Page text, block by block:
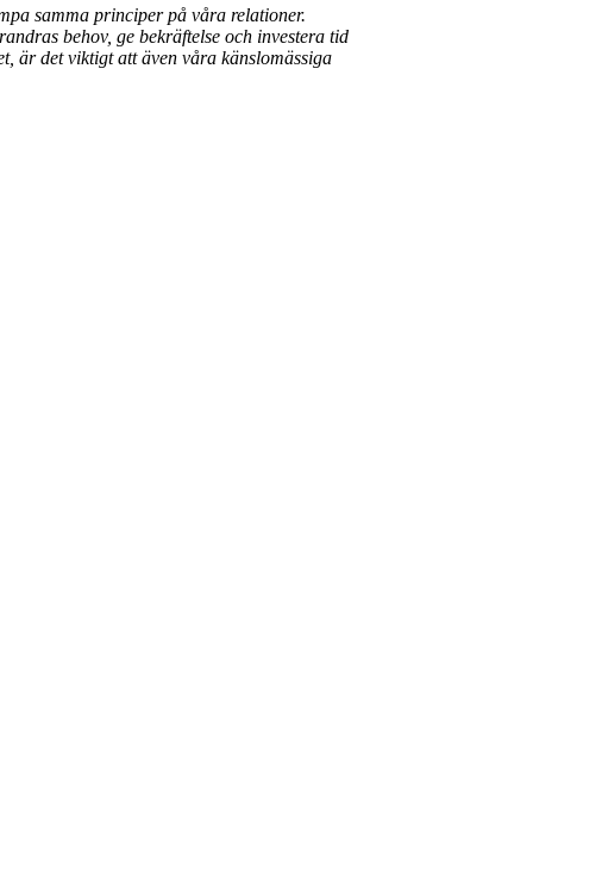
samma principer på våra relationer.
behov, ge bekräftelse och investera tid
är det viktigt att även våra känslomässiga